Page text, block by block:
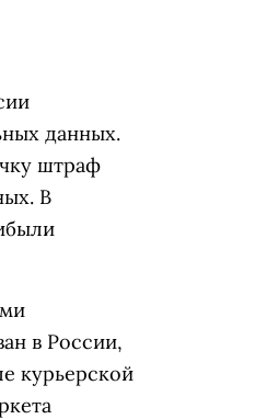
данных.
штраф
В
в России,
курьерской